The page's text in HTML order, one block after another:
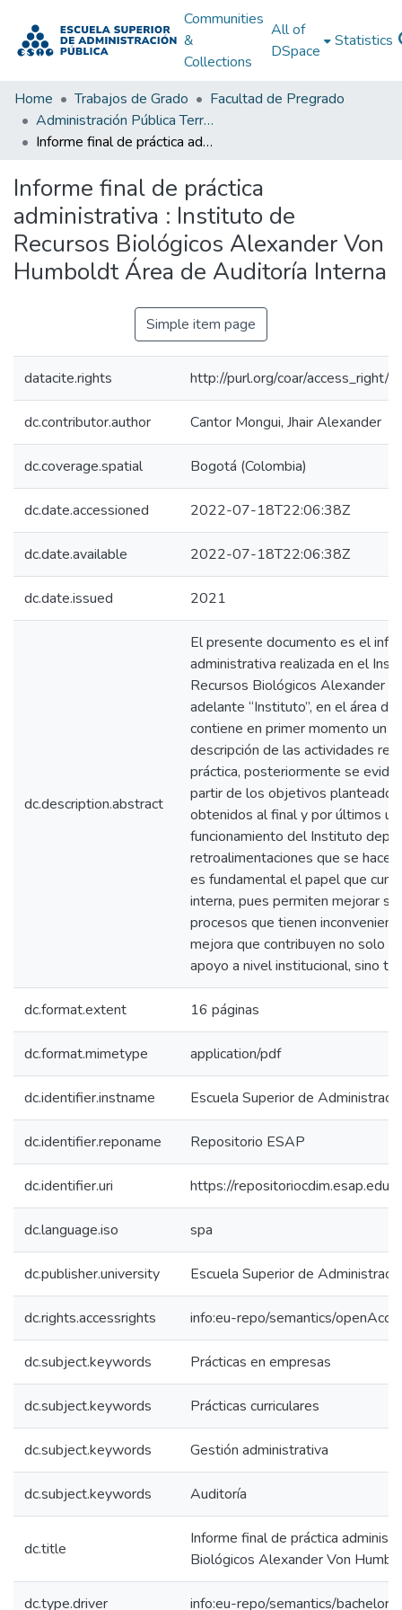
Communities
&
Collections
All of
DSpace
Statistics
Home Trabajos de Grado
Facultad de Pregrado
Administración Pública Territorial (APT)
Informe final de práctica administrativa : Instituto de Recursos Biológicos Alexander Von Humboldt Área de Auditoría Interna
Informe final de práctica
administrativa : Instituto de
Recursos Biológicos Alexander Von
Humboldt Área de Auditoría Interna
Simple item page
datacite.rights http://purl.org/coar/access_right/
dc.contributor.author Cantor Mongui, Jhair Alexander
dc.coverage.spatial Bogotá (Colombia)
dc.date.accessioned 2022-07-18T22:06:38Z
dc.date.available 2022-07-18T22:06:38Z
dc.date.issued 2021
dc.description.abstract
El presente documento es el
administrativa realizada en el
Recursos Biológicos Alexander
adelante “Instituto”, en el área
contiene en primer momento un
descripción de las actividades
práctica, posteriormente se
partir de los objetivos
obtenidos al final y por últimos
funcionamiento del Instituto
retroalimentaciones que se
es fundamental el papel que
interna, pues permiten mejorar
procesos que tienen
mejora que contribuyen no solo
apoyo a nivel institucional, sino
dc.format.extent 16 páginas
dc.format.mimetype application/pdf
dc.identifier.instname Escuela Superior de
dc.identifier.reponame Repositorio ESAP
dc.identifier.uri https://
dc.language.iso spa
dc.publisher.university Escuela Superior de
dc.rights.accessrights info:eu-repo/semantics/
dc.subject.keywords Prácticas en empresas
dc.subject.keywords Prácticas curriculares
dc.subject.keywords Gestión administrativa
dc.subject.keywords Auditoría
dc.title
Informe final de práctica
Biológicos Alexander Von
dc.type.driver info:eu-repo/semantics/